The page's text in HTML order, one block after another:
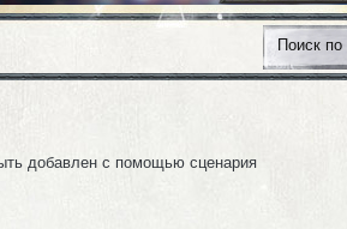
добавлен с помощью сценария